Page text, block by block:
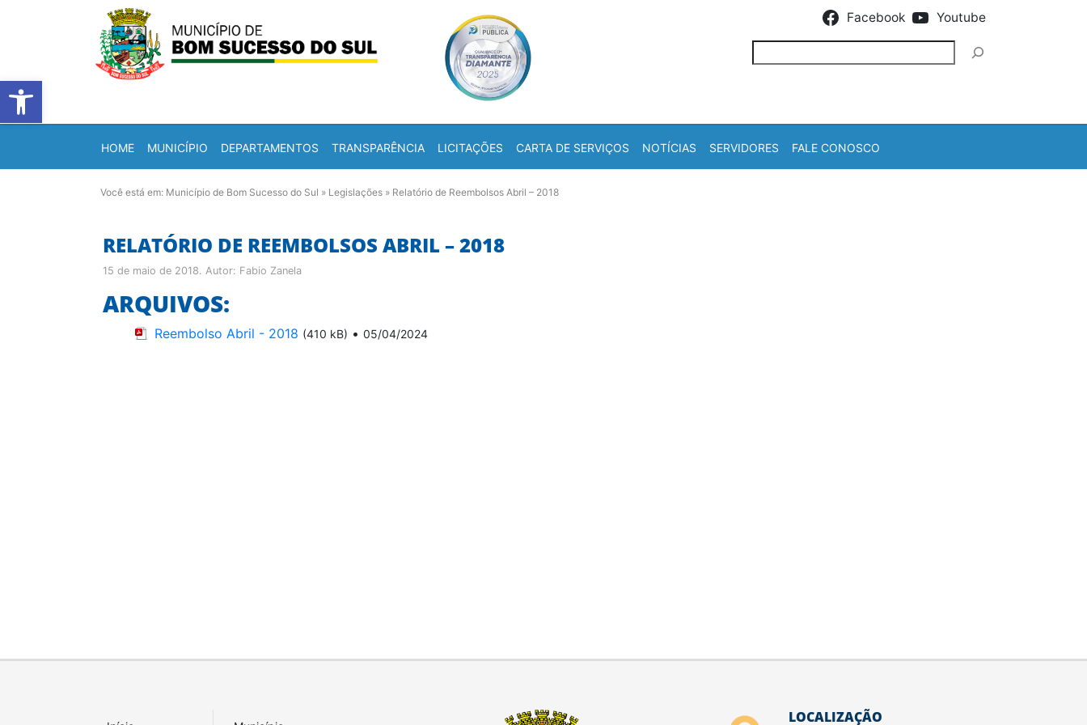
Barra de Ferramentas Aberta
Facebook Youtube
HOME MUNICÍPIO DEPARTAMENTOS TRANSPARÊNCIA LICITAÇÕES CARTA DE SERVIÇOS NOTÍCIAS SERVIDORES FALE CONOSCO
Você está em: Município de Bom Sucesso do Sul » Legislações » Relatório de Reembolsos Abril – 2018
RELATÓRIO DE REEMBOLSOS ABRIL – 2018
15 de maio de 2018. Autor: Fabio Zanela
ARQUIVOS:
Reembolso Abril - 2018 (410 kB) • 05/04/2024
LOCALIZAÇÃO